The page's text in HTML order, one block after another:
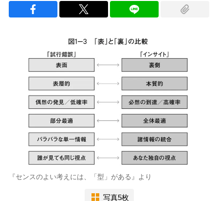
『センスのよい考えには、「型」がある』より
写真5枚